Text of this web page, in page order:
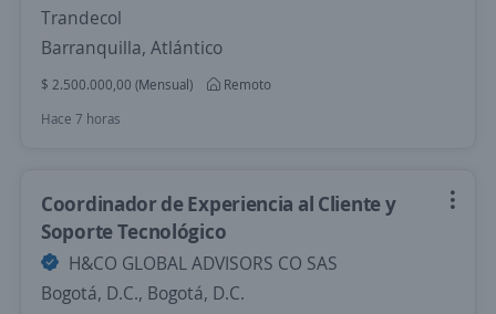
Trandecol
Barranquilla, Atlántico
$ 2.500.000,00 (Mensual)
Remoto
Hace 7 horas
Coordinador de Experiencia al Cliente y
Soporte Tecnológico
H&CO GLOBAL ADVISORS CO SAS
Bogotá, D.C., Bogotá, D.C.